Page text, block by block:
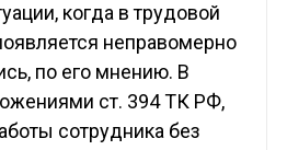
когда в трудовой
неправомерно
по его мнению. В
ст. 394 ТК РФ,
сотрудника без